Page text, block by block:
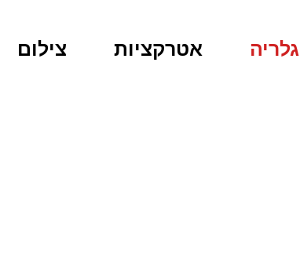
צילום אטרקציות גלריה